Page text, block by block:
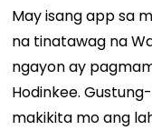
May isang app sa
na tinatawag na
ngayon ay
Hodinkee.
makikita mo ang